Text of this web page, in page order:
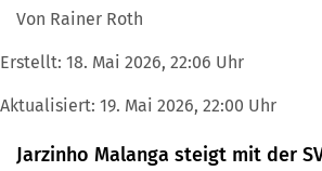
Von Rainer Roth
Erstellt: 18. Mai 2026, 22:06 Uhr
Aktualisiert: 19. Mai 2026, 22:00 Uhr
Jarzinho Malanga steigt mit der